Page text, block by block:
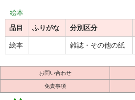
絵本
品目
ふりがな 分別区分
絵本 雑誌・その他の紙
お問い合わせ
免責事項